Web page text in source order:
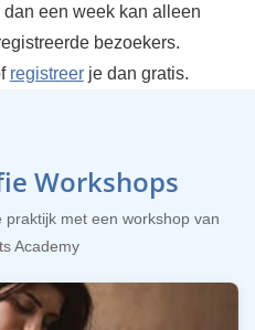
een week kan alleen
bezoekers.
registreerje dan gratis.
Workshops
met een workshop van
Academy